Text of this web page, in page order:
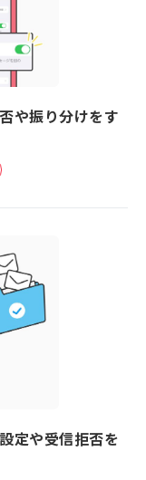
や振り分けをす
定や受信拒否を